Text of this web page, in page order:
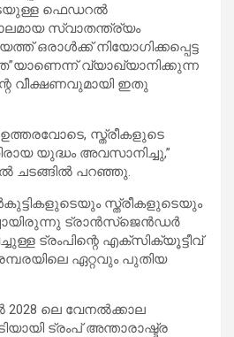
ഫെഡറൽ
സ്വാതന്ത്ര്യം
ഒരാൾക്ക് നിയോഗിക്കപ്പെട്ട
വ്യാഖ്യാനിക്കുന്ന
വീക്ഷണവുമായി ഇതു
സ്ത്രീകളുടെ
യുദ്ധം അവസാനിച്ചു,”
ചടങ്ങിൽ പറഞ്ഞു.
സ്ത്രീകളുടെയും
ട്രാൻസ്‌ജെൻഡർ
ട്രംപിന്റെ എക്സിക്യൂട്ടീവ്
ഏറ്റവും പുതിയ
ലെ വേനൽക്കാല
ട്രംപ് അന്താരാഷ്ട്ര